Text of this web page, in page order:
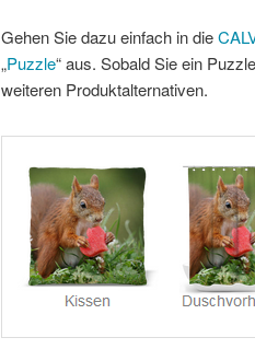
Gehen Sie dazu einfach in die
„Puzzle“ aus. Sobald Sie ein
weiteren Produktalternativen.